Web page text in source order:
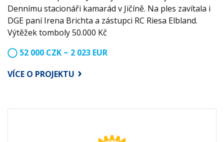
Dennímu stacionáři kamarád v Jičíně. Na ples zavítala i
DGE paní Irena Brichta a zástupci RC Riesa Elbland.
Výtěžek tomboly 50.000 Kč
52 000 CZK ~ 2 023 EUR
VÍCE O PROJEKTU